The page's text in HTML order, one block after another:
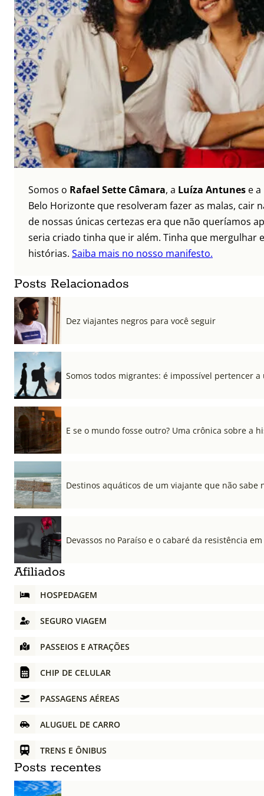
Somos o Rafael Sette Câmara, a Luíza Antunes e a
Belo Horizonte que resolveram fazer as malas, cair
de nossas únicas certezas era que não queríamos
seria criado tinha que ir além. Tinha que mergulhar
histórias. Saiba mais no nosso manifesto.
Posts Relacionados
Dez viajantes negros para você seguir
Somos todos migrantes: é impossível pertencer a
E se o mundo fosse outro? Uma crônica sobre a
Destinos aquáticos de um viajante que não sabe
Devassos no Paraíso e o cabaré da resistência em
Afiliados
HOSPEDAGEM
SEGURO VIAGEM
PASSEIOS E ATRAÇÕES
CHIP DE CELULAR
PASSAGENS AÉREAS
ALUGUEL DE CARRO
TRENS E ÔNIBUS
Posts recentes